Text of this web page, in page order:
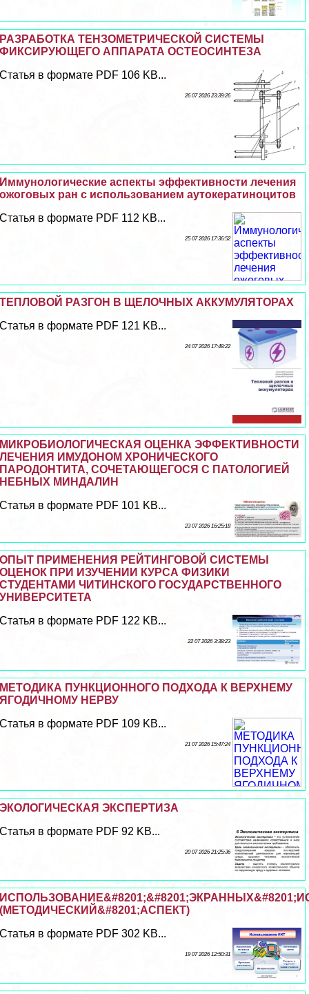
РАЗРАБОТКА ТЕНЗОМЕТРИЧЕСКОЙ СИСТЕМЫ
ФИКСИРУЮЩЕГО АППАРАТА ОСТЕОСИНТЕЗА
Статья в формате PDF 106 KB...
26 07 2026 23:39:26
Иммунологические аспекты эффективности лечения
ожоговых ран с использованием аутокератиноцитов
Статья в формате PDF 112 KB...
25 07 2026 17:36:52
ТЕПЛОВОЙ РАЗГОН В ЩЕЛОЧНЫХ АККУМУЛЯТОРАХ
Статья в формате PDF 121 KB...
24 07 2026 17:48:22
МИКРОБИОЛОГИЧЕСКАЯ ОЦЕНКА ЭФФЕКТИВНОСТИ
ЛЕЧЕНИЯ ИМУДОНОМ ХРОНИЧЕСКОГО
ПАРОДОНТИТА, СОЧЕТАЮЩЕГОСЯ С ПАТОЛОГИЕЙ
НЕБНЫХ МИНДАЛИН
Статья в формате PDF 101 KB...
23 07 2026 16:25:18
ОПЫТ ПРИМЕНЕНИЯ РЕЙТИНГОВОЙ СИСТЕМЫ
ОЦЕНОК ПРИ ИЗУЧЕНИИ КУРСА ФИЗИКИ
СТУДЕНТАМИ ЧИТИНСКОГО ГОСУДАРСТВЕННОГО
УНИВЕРСИТЕТА
Статья в формате PDF 122 KB...
22 07 2026 3:38:23
МЕТОДИКА ПУНКЦИОННОГО ПОДХОДА К ВЕРХНЕМУ
ЯГОДИЧНОМУ НЕРВУ
Статья в формате PDF 109 KB...
21 07 2026 15:47:24
ЭКОЛОГИЧЕСКАЯ ЭКСПЕРТИЗА
Статья в формате PDF 92 KB...
20 07 2026 21:25:36
(МЕТОДИЧЕСКИЙ&#8201;АСПЕКТ)
Статья в формате PDF 302 KB...
19 07 2026 12:50:31